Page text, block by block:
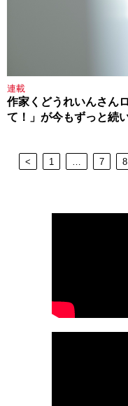
連載
作家くどうれいんさん
て！」が今もずっと続
< 1 7 8